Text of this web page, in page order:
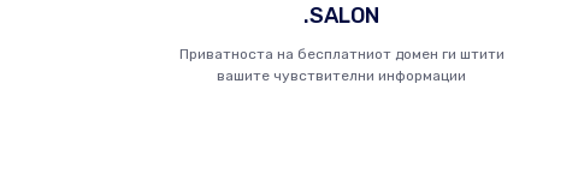
.SALON
Приватноста на бесплатниот домен ги штити
вашите чувствителни информации